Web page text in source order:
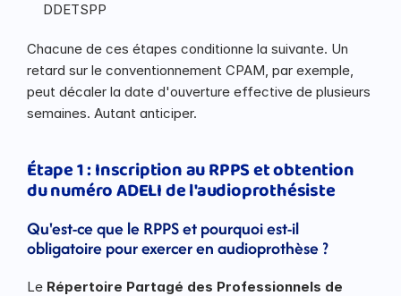
DDETSPP
Chacune de ces étapes conditionne la suivante. Un
retard sur le conventionnement CPAM, par exemple,
peut décaler la date d'ouverture effective de plusieurs
semaines. Autant anticiper.
Étape 1 : Inscription au RPPS et obtention
du numéro ADELI de l'audioprothésiste
Qu'est-ce que le RPPS et pourquoi est-il
obligatoire pour exercer en audioprothèse ?
Le Répertoire Partagé des Professionnels de